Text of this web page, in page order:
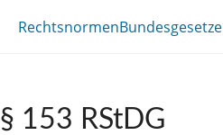
RechtsnormenBundesgesetze
§ 153 RStDG